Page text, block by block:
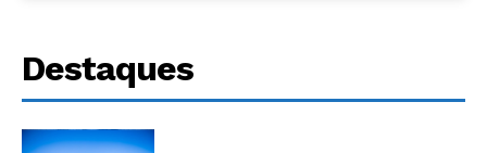
Destaques